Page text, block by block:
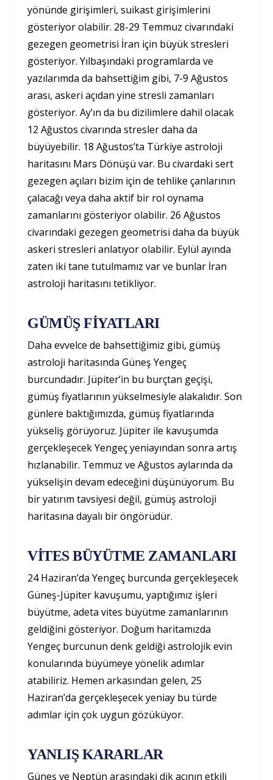
yönünde girişimleri, suikast girişimlerini
gösteriyor olabilir. 28-29 Temmuz civarındaki
gezegen geometrisi İran için büyük stresleri
gösteriyor. Yılbaşındaki programlarda ve
yazılarımda da bahsettiğim gibi, 7-9 Ağustos
arası, askeri açıdan yine stresli zamanları
gösteriyor. Ay’ın da bu dizilimlere dahil olacak
12 Ağustos civarında stresler daha da
büyüyebilir. 18 Ağustos’ta Türkiye astroloji
haritasını Mars Dönüşü var. Bu civardaki sert
gezegen açıları bizim için de tehlike çanlarının
çalacağı veya daha aktif bir rol oynama
zamanlarını gösteriyor olabilir. 26 Ağustos
civarındaki gezegen geometrisi daha da büyük
askeri stresleri anlatıyor olabilir. Eylül ayında
zaten iki tane tutulmamız var ve bunlar İran
astroloji haritasını tetikliyor.
GÜMÜŞ FİYATLARI
Daha evvelce de bahsettiğimiz gibi, gümüş
astroloji haritasında Güneş Yengeç
burcundadır. Jüpiter’in bu burçtan geçişi,
gümüş fiyatlarının yükselmesiyle alakalıdır. Son
günlere baktığımızda, gümüş fiyatlarında
yükseliş görüyoruz. Jüpiter ile kavuşumda
gerçekleşecek Yengeç yeniayından sonra artış
hızlanabilir. Temmuz ve Ağustos aylarında da
yükselişin devam edeceğini düşünüyorum. Bu
bir yatırım tavsiyesi değil, gümüş astroloji
haritasına dayalı bir öngörüdür.
VİTES BÜYÜTME ZAMANLARI
24 Haziran’da Yengeç burcunda gerçekleşecek
Güneş-Jüpiter kavuşumu, yaptığımız işleri
büyütme, adeta vites büyütme zamanlarının
geldiğini gösteriyor. Doğum haritamızda
Yengeç burcunun denk geldiği astrolojik evin
konularında büyümeye yönelik adımlar
atabiliriz. Hemen arkasından gelen, 25
Haziran’da gerçekleşecek yeniay bu türde
adımlar için çok uygun gözüküyor.
YANLIŞ KARARLAR
Güneş ve Neptün arasındaki dik açının etkili